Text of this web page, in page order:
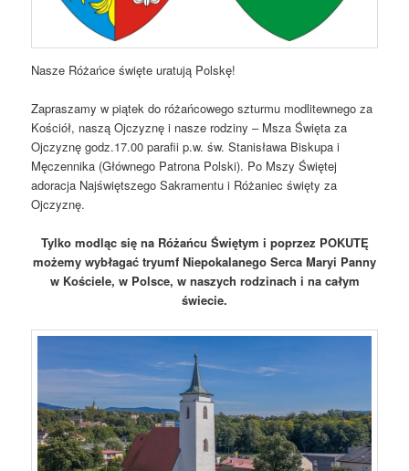
Nasze Różańce święte uratują Polskę!
Zapraszamy w piątek do różańcowego szturmu modlitewnego za
Kościół, naszą Ojczyznę i nasze rodziny – Msza Święta za
Ojczyznę godz.17.00 parafii p.w. św. Stanisława Biskupa i
Męczennika (Głównego Patrona Polski). Po Mszy Świętej
adoracja Najświętszego Sakramentu i Różaniec święty za
Ojczyznę.
Tylko modląc się na Różańcu Świętym i poprzez POKUTĘ
możemy wybłagać tryumf Niepokalanego Serca Maryi Panny
w Kościele, w Polsce, w naszych rodzinach i na całym
świecie.